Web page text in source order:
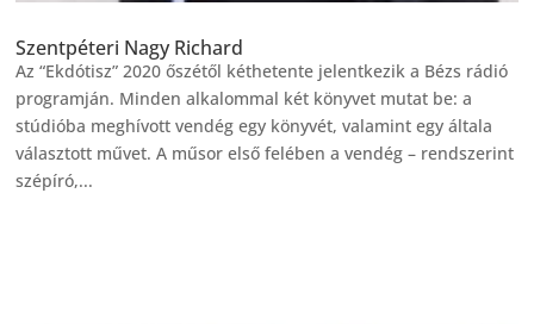
Szentpéteri Nagy Richard
Az “Ekdótisz” 2020 őszétől kéthetente jelentkezik a Bézs rádió
programján. Minden alkalommal két könyvet mutat be: a
stúdióba meghívott vendég egy könyvét, valamint egy általa
választott művet. A műsor első felében a vendég – rendszerint
szépíró,...